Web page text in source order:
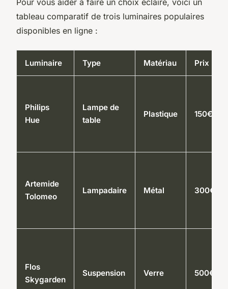
tableau comparatif de trois luminaires populaires
disponibles en ligne :
Luminaire Type Matériau Prix
Philips
Hue
Lampe de
table
Plastique 150€
Artemide
Tolomeo
Lampadaire Métal 300€
Flos
Skygarden
Suspension Verre 500€